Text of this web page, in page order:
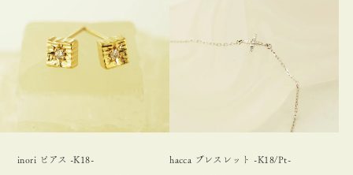
inori ピアス -K18- hacca ブレスレット -K18/Pt-